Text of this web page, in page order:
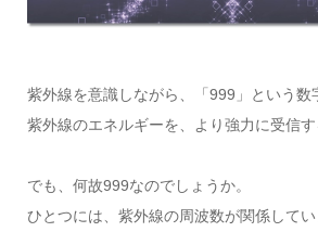
紫外線を意識しながら、「999」という数
紫外線のエネルギーを、より強力に受信す
でも、何故999なのでしょうか。
ひとつには、紫外線の周波数が関係してい